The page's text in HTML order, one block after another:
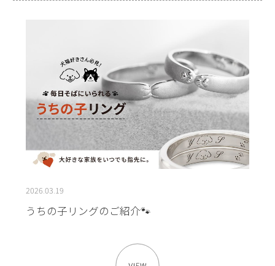
2026.03.19
うちの子リングのご紹介🐾